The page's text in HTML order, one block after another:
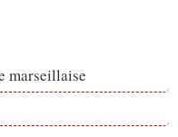
marseillaise